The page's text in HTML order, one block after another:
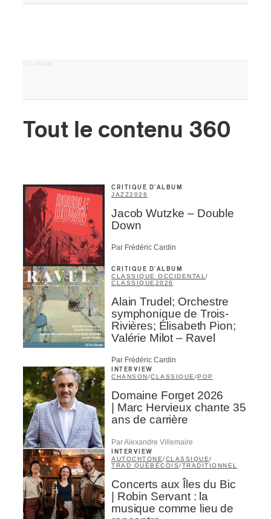
PUBLICITÉ PANAM
Tout le contenu 360
CRITIQUE D'ALBUM
JAZZ2026
Jacob Wutzke – Double
Down
Par Frédéric Cardin
CRITIQUE D'ALBUM
CLASSIQUE OCCIDENTAL /
CLASSIQUE 2026
Alain Trudel; Orchestre
symphonique de Trois-
Rivières; Élisabeth Pion;
Valérie Milot – Ravel
Par Frédéric Cardin
INTERVIEW
CHANSON /CLASSIQUE/POP
Domaine Forget 2026
| Marc Hervieux chante 35
ans de carrière
Par Alexandre Villemaire
INTERVIEW
AUTOCHTONE/CLASSIQUE/
TRAD QUÉBÉCOIS/TRADITIONNEL
Concerts aux Îles du Bic
| Robin Servant : la
musique comme lieu de